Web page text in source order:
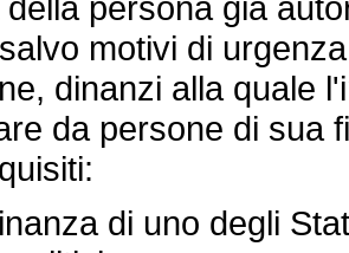
motivi di
dinanzi alla quale
da persone di sua
di uno degli